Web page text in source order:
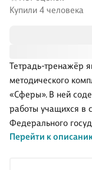
Тетрадь-тренажёр
методического
«Сферы». В ней
работы учащихся в
Федерального
стандарта
Перейти к
Купили 4 человека